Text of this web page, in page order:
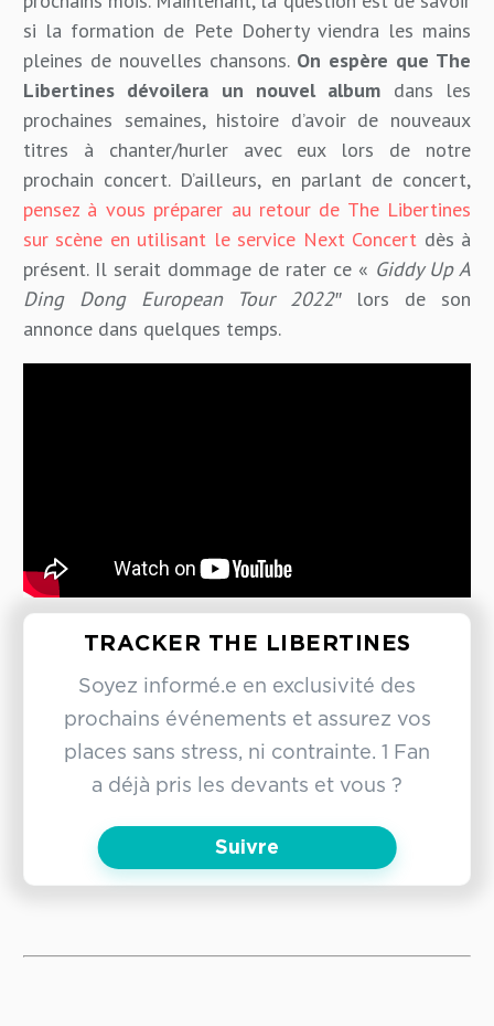
si la formation de Pete Doherty viendra les mains
pleines de nouvelles chansons. On espère que The
Libertines dévoilera un nouvel album dans les
prochaines semaines, histoire d’avoir de nouveaux
titres à chanter/hurler avec eux lors de notre
prochain concert. D’ailleurs, en parlant de concert,
pensez à vous préparer au retour de The Libertines
sur scène en utilisant le service Next Concert dès à
présent. Il serait dommage de rater ce « Giddy Up A
Ding Dong European Tour
2022″lors de son
annonce dans quelques temps.
TRACKER THE LIBERTINES
Soyez informé.e en exclusivité des
prochains événements et assurez vos
places sans stress, ni contrainte. 1 Fan
a déjà pris les devants et vous ?
Suivre